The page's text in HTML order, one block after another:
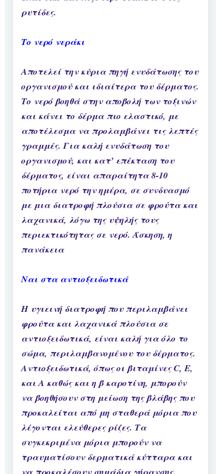
ρυτίδες.
Το νερό νεράκι
Αποτελεί την κύρια πηγή ενυδάτωσης του
οργανισμού και ιδιαίτερα του δέρματος.
Το νερό βοηθά στην αποβολή των τοξινών
και κάνει το δέρμα πιο ελαστικό, με
αποτέλεσμα να προλαμβάνει τις λεπτές
γραμμές. Για καλή ενυδάτωση του
οργανισμού, και κατ’ επέκταση του
δέρματος, είναι απαραίτητα 8-10
ποτήρια νερό την ημέρα, σε συνδυασμό
με μια διατροφή πλούσια σε φρούτα και
λαχανικά, λόγω της υψηλής τους
περιεκτικότητας σε νερό. Άσκηση, η
πανάκεια
Ναι στα αντιοξειδωτικά
Η υγιεινή διατροφή που περιλαμβάνει
φρούτα και λαχανικά πλούσια σε
αντιοξειδωτικά, είναι καλή για όλο το
σώμα, περιλαμβανομένου του δέρματος.
Αντιοξειδωτικά, όπως οι βιταμίνες C, E,
και A καθώς και η β καροτίνη, μπορούν
να βοηθήσουν στη μείωση της βλάβης που
προκαλείται από μη σταθερά μόρια που
λέγονται ελεύθερες ρίζες. Τα
συγκεκριμένα μόρια μπορούν να
τραυματίσουν δερματικά κύτταρα και